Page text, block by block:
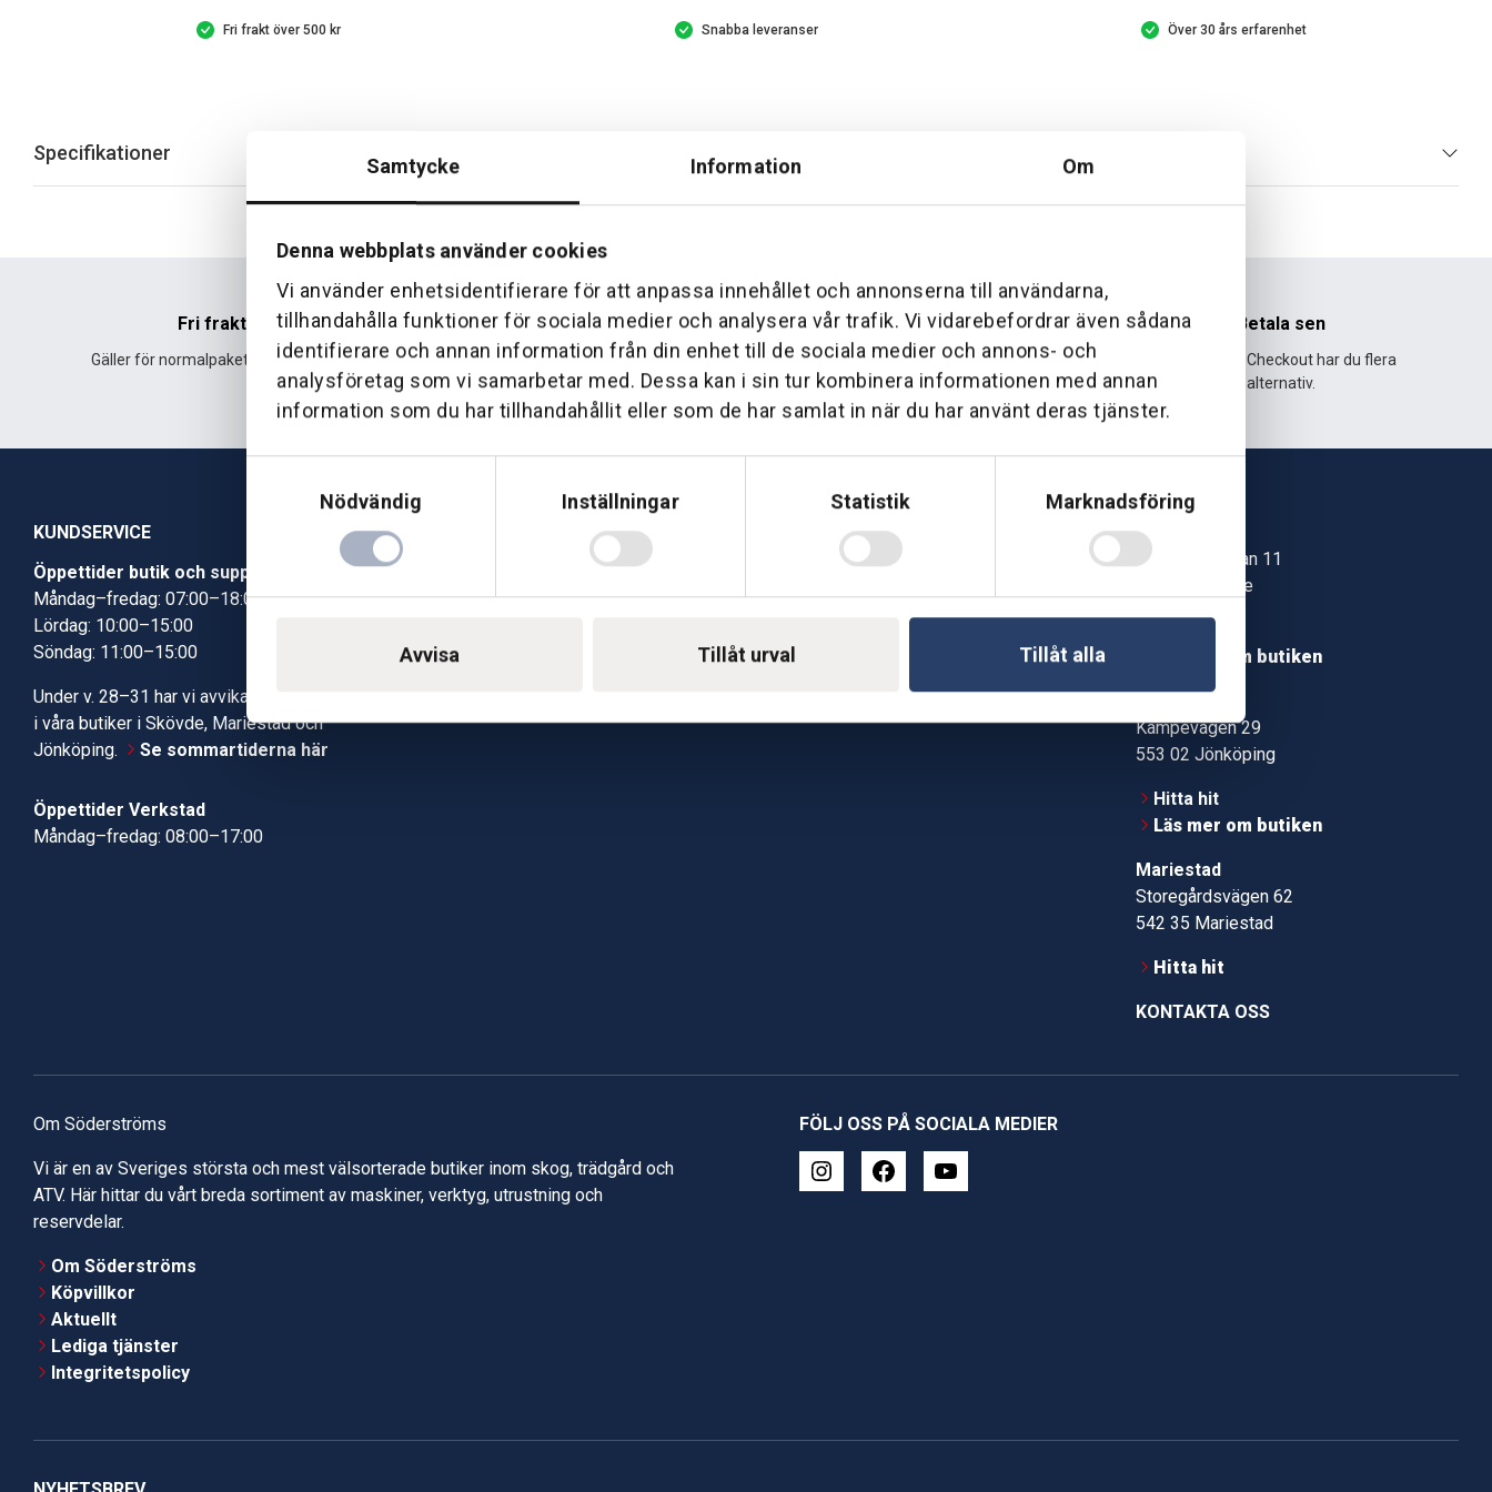
Samtycke Information Om
Denna webbplats använder cookies
Vi använder enhetsidentifierare för att anpassa innehållet och annonserna till användarna,
tillhandahålla funktioner för sociala medier och analysera vår trafik. Vi vidarebefordrar även sådana
identifierare och annan information från din enhet till de sociala medier och annons- och
analysföretag som vi samarbetar med. Dessa kan i sin tur kombinera informationen med annan
information som du har tillhandahållit eller som de har samlat in när du har använt deras tjänster.
Nödvändig
Inställningar Statistik Marknadsföring
Avvisa Tillåt urval Tillåt alla
Fri frakt över 500 kr Snabba leveranser Över 30 års erfarenhet
Specifikationer
Fri frakt
Gäller för normalpaket över 500 kr.
Hemleverans
Leverans fram till din dörr. Oavsett storlek.
Över 30 års erfarenhet
Företaget startade 1 januari 1995 och har
sedan dess haft en god tillväxt.
Betala sen
Med Klarna Checkout har du flera
alternativ.
KUNDSERVICE
Öppettider butik och support
Måndag–fredag: 07:00–18:00
Lördag: 10:00–15:00
Söndag: 11:00–15:00
Under v. 28–31 har vi avvikande öppettider
i våra butiker i Skövde, Mariestad och
Jönköping.
Se sommartiderna här
Öppettider Verkstad
Måndag–fredag: 08:00–17:00
Butik Skövde
Butik Jönköping
Robotservice
Gå till vår företagssupport
Skövde
Jonstorpsgatan 11
549 37 Skövde
Läs mer om butiken
Kämpevägen 29
553 02 Jönköping
Hitta hit
Läs mer om butiken
Mariestad
Storegårdsvägen 62
542 35 Mariestad
Hitta hit
KONTAKTA OSS
Om Söderströms
Vi är en av Sveriges största och mest välsorterade butiker inom skog, trädgård och
ATV. Här hittar du vårt breda sortiment av maskiner, verktyg, utrustning och
reservdelar.
Om Söderströms
Köpvillkor
Aktuellt
Lediga tjänster
Integritetspolicy
FÖLJ OSS PÅ SOCIALA MEDIER